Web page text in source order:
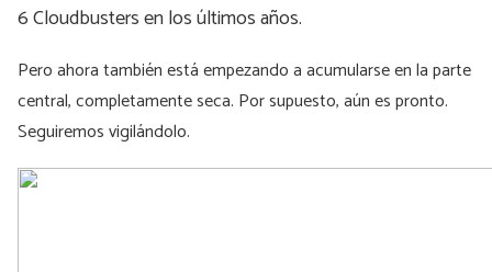
6 Cloudbusters en los últimos años.
Pero ahora también está empezando a acumularse en la parte
central, completamente seca. Por supuesto, aún es pronto.
Seguiremos vigilándolo.